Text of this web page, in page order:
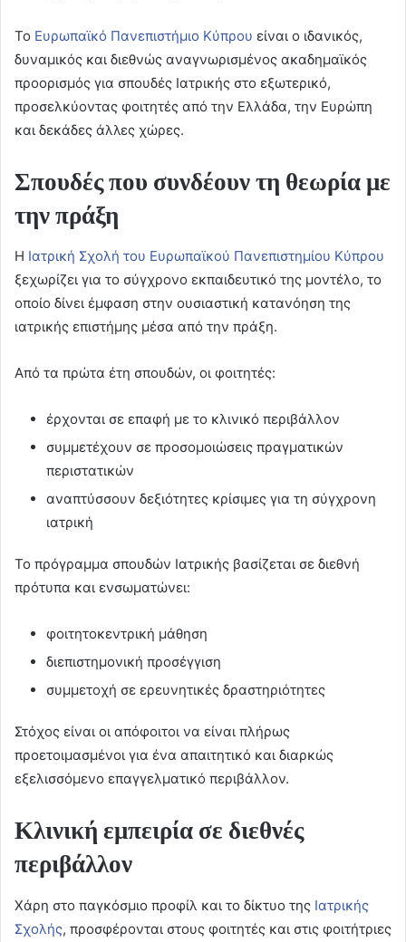
Το Ευρωπαϊκό Πανεπιστήμιο Κύπρου είναι ο ιδανικός,
δυναμικός και διεθνώς αναγνωρισμένος ακαδημαϊκός
προορισμός για σπουδές Ιατρικής στο εξωτερικό,
προσελκύοντας φοιτητές από την Ελλάδα, την Ευρώπη
και δεκάδες άλλες χώρες.
Σπουδές που συνδέουν τη θεωρία με
την πράξη
Η Ιατρική Σχολή του Ευρωπαϊκού Πανεπιστημίου Κύπρου
ξεχωρίζει για το σύγχρονο εκπαιδευτικό της μοντέλο, το
οποίο δίνει έμφαση στην ουσιαστική κατανόηση της
ιατρικής επιστήμης μέσα από την πράξη.
Από τα πρώτα έτη σπουδών, οι φοιτητές:
έρχονται σε επαφή με το κλινικό περιβάλλον
συμμετέχουν σε προσομοιώσεις πραγματικών
περιστατικών
αναπτύσσουν δεξιότητες κρίσιμες για τη σύγχρονη
ιατρική
Το πρόγραμμα σπουδών Ιατρικής βασίζεται σε διεθνή
πρότυπα και ενσωματώνει:
φοιτητοκεντρική μάθηση
διεπιστημονική προσέγγιση
συμμετοχή σε ερευνητικές δραστηριότητες
Στόχος είναι οι απόφοιτοι να είναι πλήρως
προετοιμασμένοι για ένα απαιτητικό και διαρκώς
εξελισσόμενο επαγγελματικό περιβάλλον.
Κλινική εμπειρία σε διεθνές
περιβάλλον
Χάρη στο παγκόσμιο προφίλ και το δίκτυο της Ιατρικής
Σχολής, προσφέρονται στους φοιτητές και στις φοιτήτριες